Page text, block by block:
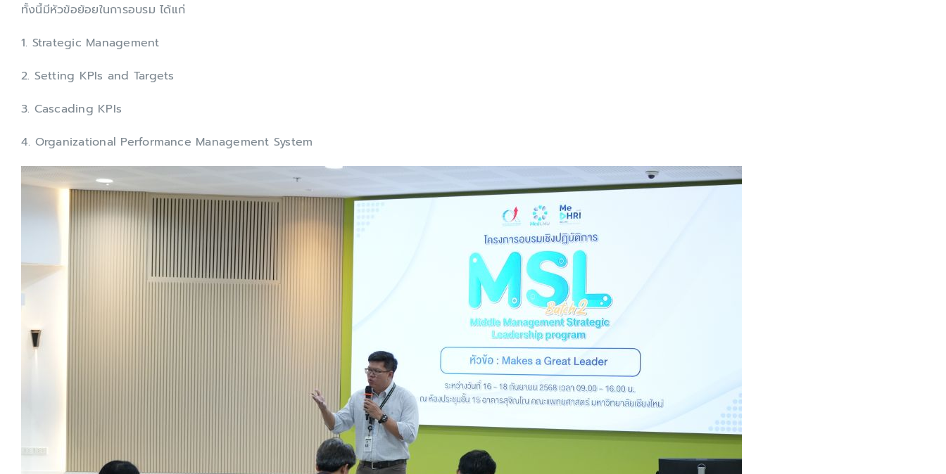
ทั้งนี้มีหัวข้อย้อยในการอบรม ได้แก่
1. Strategic Management
2. Setting KPIs and Targets
3. Cascading KPIs
4. Organizational Performance Management System